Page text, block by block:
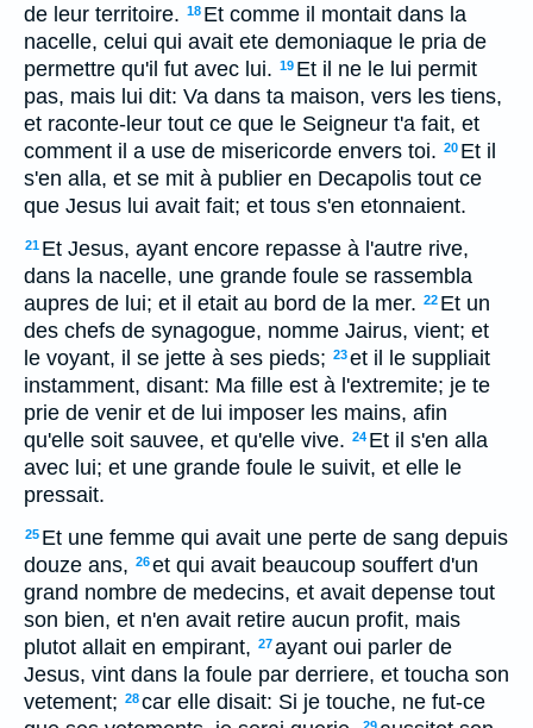
de leur territoire. 18 Et comme il montait dans la
nacelle, celui qui avait ete demoniaque le pria de
permettre qu'il fut avec lui. 19 Et il ne le lui permit
pas, mais lui dit: Va dans ta maison, vers les tiens,
et raconte-leur tout ce que le Seigneur t'a fait, et
comment il a use de misericorde envers toi. 20 Et il
s'en alla, et se mit à publier en Decapolis tout ce
que Jesus lui avait fait; et tous s'en etonnaient.
21 Et Jesus, ayant encore repasse à l'autre rive,
dans la nacelle, une grande foule se rassembla
aupres de lui; et il etait au bord de la mer. 22 Et un
des chefs de synagogue, nomme Jairus, vient; et
le voyant, il se jette à ses pieds; 23et il le suppliait
instamment, disant: Ma fille est à l'extremite; je te
prie de venir et de lui imposer les mains, afin
qu'elle soit sauvee, et qu'elle vive. 24 Et il s'en alla
avec lui; et une grande foule le suivit, et elle le
pressait.
25 Et une femme qui avait une perte de sang depuis
douze ans, 26et qui avait beaucoup souffert d'un
grand nombre de medecins, et avait depense tout
son bien, et n'en avait retire aucun profit, mais
plutot allait en empirant, 27ayant oui parler de
Jesus, vint dans la foule par derriere, et toucha son
vetement; 28car elle disait: Si je touche, ne fut-ce